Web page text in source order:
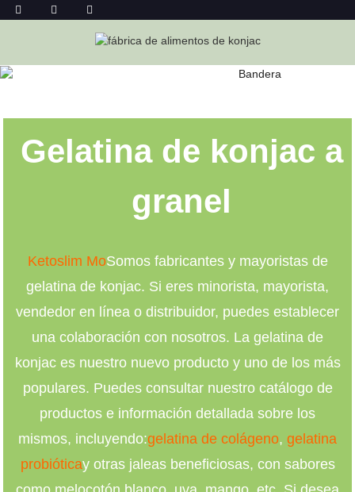
GELATINA DE KONJAC AL POR MAYOR
Gelatina de konjac a
granel
Ketoslim MoSomos fabricantes y mayoristas de
gelatina de konjac. Si eres minorista, mayorista,
vendedor en línea o distribuidor, puedes establecer
una colaboración con nosotros. La gelatina de
konjac es nuestro nuevo producto y uno de los más
populares. Puedes consultar nuestro catálogo de
productos e información detallada sobre los
mismos, incluyendo:gelatina de colágeno, gelatina
probióticay otras jaleas beneficiosas, con sabores